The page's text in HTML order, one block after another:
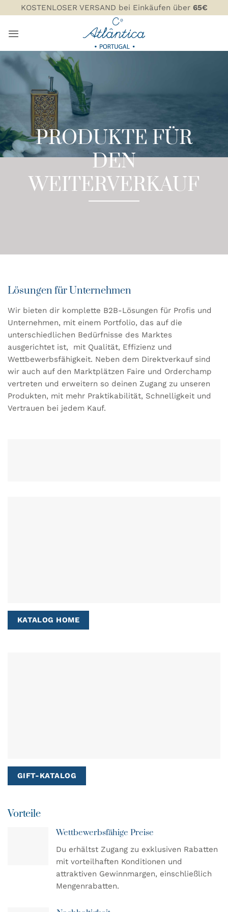
Inhalt
springen
KOSTENLOSER VERSAND bei Einkäufen über 65€
PRODUKTE FÜR
DEN
WEITERVERKAUF
Lösungen für Unternehmen
Wir bieten dir komplette B2B-Lösungen für Profis und
Unternehmen, mit einem Portfolio, das auf die
unterschiedlichen Bedürfnisse des Marktes
ausgerichtet ist, mit Qualität, Effizienz und
Wettbewerbsfähigkeit. Neben dem Direktverkauf sind
wir auch auf den Marktplätzen Faire und Orderchamp
vertreten und erweitern so deinen Zugang zu unseren
Produkten, mit mehr Praktikabilität, Schnelligkeit und
Vertrauen bei jedem Kauf.
KATALOG HOME
GIFT-KATALOG
Vorteile
Wettbewerbsfähige Preise
Du erhältst Zugang zu exklusiven Rabatten
mit vorteilhaften Konditionen und
attraktiven Gewinnmargen, einschließlich
Mengenrabatten.